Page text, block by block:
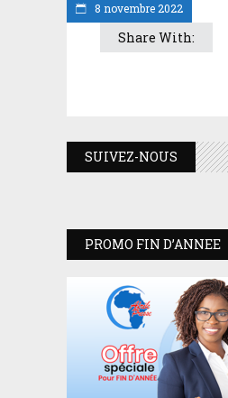
8 novembre 2022
Share With:
SUIVEZ-NOUS
PROMO FIN D’ANNEE